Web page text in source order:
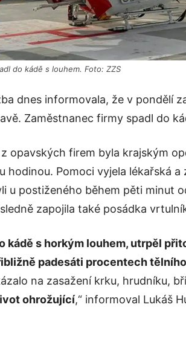
do kádě s louhem. Foto: ZZS
dnes informovala, že v pondělí
Zaměstnanec firmy spadl do
opavských firem byla krajským
hodinou. Pomoci vyjela lékařská a
u postiženého během pěti minut
zapojila také posádka
kádě s horkým louhem, utrpěl
padesáti procentech
na zasažení krku, hrudníku,
ohrožující,“ informoval Lukáš